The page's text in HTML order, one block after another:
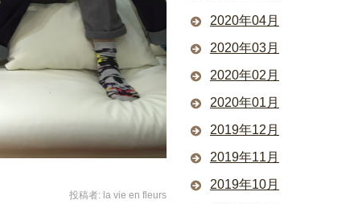
投稿者: la vie en fleurs
2020年04月
2020年03月
2020年02月
2020年01月
2019年12月
2019年11月
2019年10月